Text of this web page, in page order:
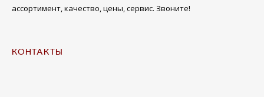
ассортимент, качество, цены, сервис. Звоните!
КОНТАКТЫ